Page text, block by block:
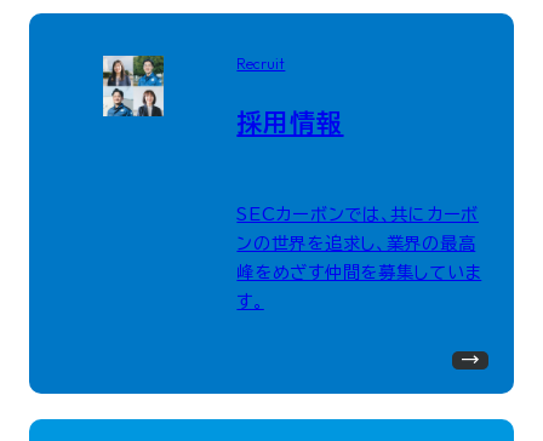
Recruit
採用情報
SECカーボンでは、共にカーボ
ンの世界を追求し、業界の最高
峰をめざす仲間を募集していま
す。